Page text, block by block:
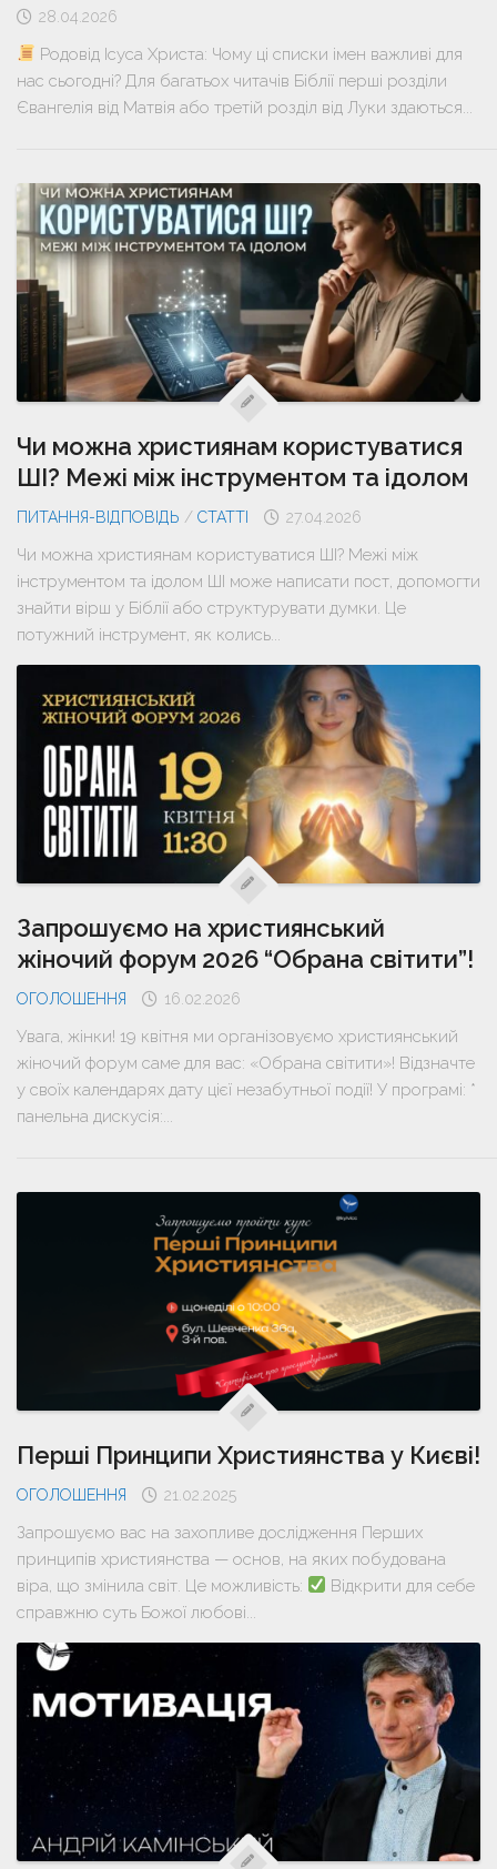
28.04.2026
Родовід Ісуса Христа: Чому ці списки імен важливі для
нас сьогодні? Для багатьох читачів Біблії перші розділи
Євангелія від Матвія або третій розділ від Луки здаються...
Чи можна християнам користуватися
ШІ? Межі між інструментом та ідолом
ПИТАННЯ-ВІДПОВІДЬ / СТАТТІ 27.04.2026
Чи можна християнам користуватися ШІ? Межі між
інструментом та ідолом ШІ може написати пост, допомогти
знайти вірш у Біблії або структурувати думки. Це
потужний інструмент, як колись...
Запрошуємо на християнський
жіночий форум 2026 “Обрана світити”!
ОГОЛОШЕННЯ 16.02.2026
Увага, жінки! 19 квітня ми організовуємо християнський
жіночий форум саме для вас: «Обрана світити»! Відзначте
у своїх календарях дату цієї незабутньої події! У програмі: *
панельна дискусія:...
Перші Принципи Християнства у Києві!
ОГОЛОШЕННЯ 21.02.2025
Запрошуємо вас на захопливе дослідження Перших
принципів християнства — основ, на яких побудована
віра, що змінила світ. Це можливість:
Відкрити для себе
справжню суть Божої любові...